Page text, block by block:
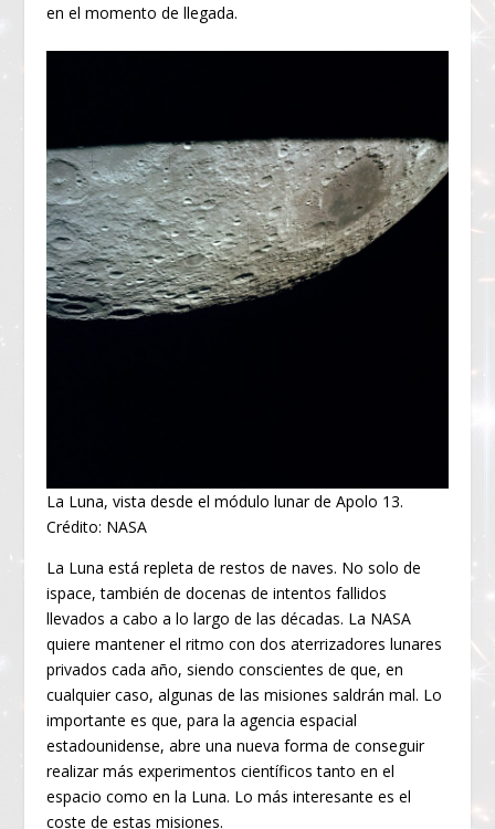
en el momento de llegada.
La Luna, vista desde el módulo lunar de Apolo 13.
Crédito: NASA
La Luna está repleta de restos de naves. No solo de
ispace, también de docenas de intentos fallidos
llevados a cabo a lo largo de las décadas. La NASA
quiere mantener el ritmo con dos aterrizadores lunares
privados cada año, siendo conscientes de que, en
cualquier caso, algunas de las misiones saldrán mal. Lo
importante es que, para la agencia espacial
estadounidense, abre una nueva forma de conseguir
realizar más experimentos científicos tanto en el
espacio como en la Luna. Lo más interesante es el
coste de estas misiones.